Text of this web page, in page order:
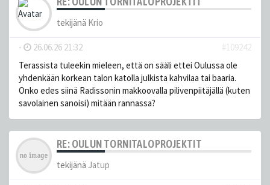
tekijänä Krio
- 26.06.26 21:32
#109242
Terassista tuleekin mieleen, että on sääli ettei Oulussa ole
yhdenkään korkean talon katolla julkista kahvilaa tai baaria.
Onko edes siinä Radissonin makkoovalla pilivenpiitäjällä (kuten
savolainen sanoisi) mitään rannassa?
RE: OULUN TORNITALOPROJEKTIT
tekijänä Jatup